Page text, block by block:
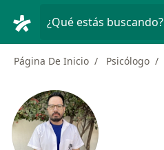
¿Qué estás buscando?
Página De Inicio Psicólogo